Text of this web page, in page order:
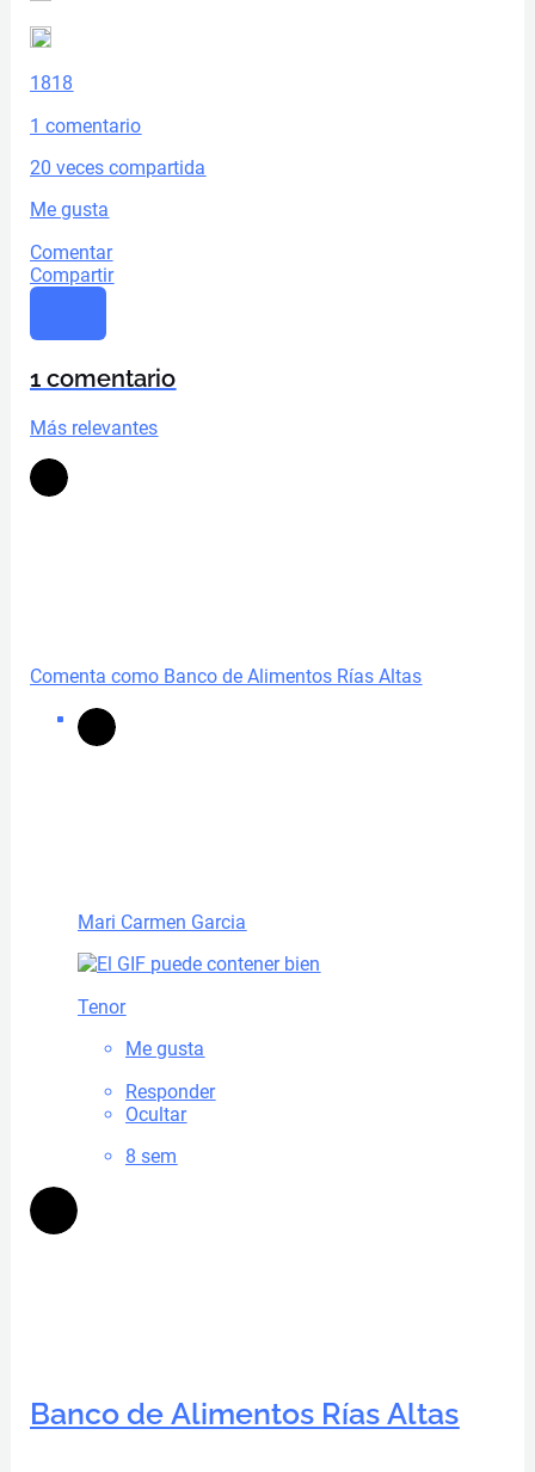
1818
1 comentario
20 veces compartida
Me gusta
Comentar
Compartir
1 comentario
Más relevantes
Comenta como Banco de Alimentos Rías Altas
Mari Carmen Garcia
Tenor
Me gusta
Responder
Ocultar
8 sem
Banco de Alimentos Rías Altas